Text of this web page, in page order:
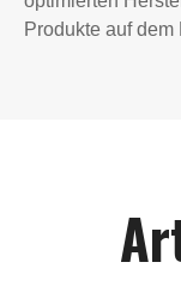
Produkte auf dem